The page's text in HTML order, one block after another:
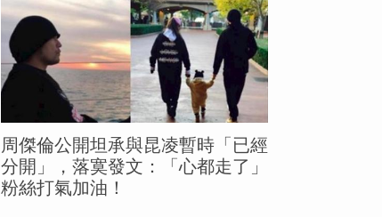
周傑倫公開坦承與昆凌暫時「已經
分開」，落寞發文：「心都走了」
粉絲打氣加油！